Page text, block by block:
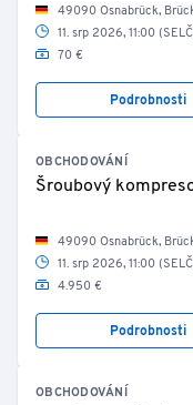
49090 Osnabrück,
11. srp 2026, 11:00
70 €
Podrobnosti
OBCHODOVÁNÍ
Šroubový
49090 Osnabrück,
11. srp 2026, 11:00
4.950 €
Podrobnosti
OBCHODOVÁNÍ